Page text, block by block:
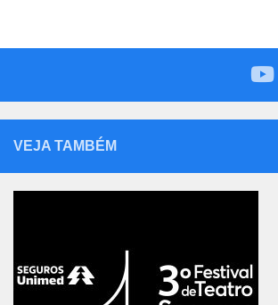
VEJA TAMBÉM